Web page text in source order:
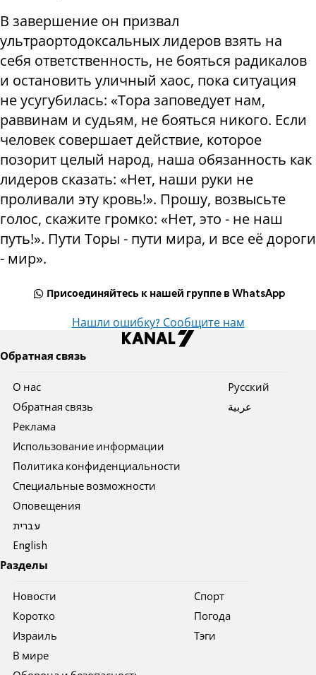
В завершение он призвал
ультраортодоксальных лидеров взять на
себя ответственность, не бояться радикалов
и остановить уличный хаос, пока ситуация
не усугубилась: «Тора заповедует нам,
раввинам и судьям, не бояться никого. Если
человек совершает действие, которое
позорит целый народ, наша обязанность как
лидеров сказать: «Нет, наши руки не
проливали эту кровь!». Прошу, возвысьте
голос, скажите громко: «Нет, это - не наш
путь!». Пути Торы - пути мира, и все её дороги
- мир».
Присоединяйтесь к нашей группе в WhatsApp
Нашли ошибку? Сообщите нам
Обратная связь
О нас
Обратная связь
Реклама
Использование информации
Политика конфиденциальности
Специальные возможности
Оповещения
עברית
English
Pусский
عربية
Разделы
Новости
Коротко
Израиль
В мире
Спорт
Погода
Тэги